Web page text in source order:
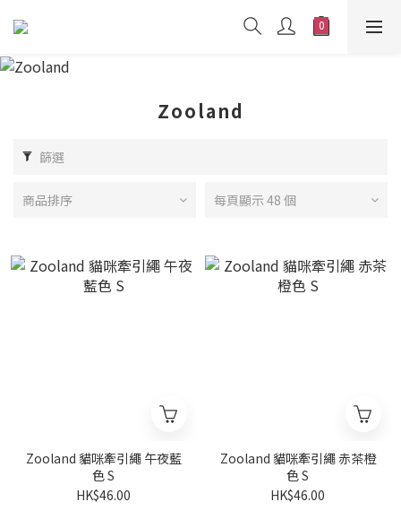
Zooland
篩選
商品排序 每頁顯示 48 個
Zooland 貓咪牽引繩 午夜藍
色 S
HK$46.00
Zooland 貓咪牽引繩 赤茶橙
色 S
HK$46.00